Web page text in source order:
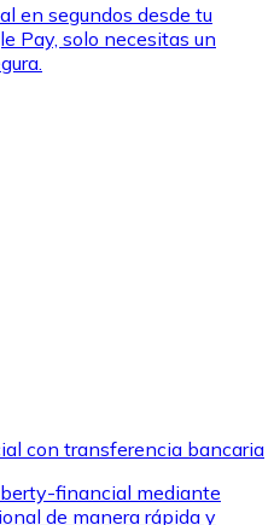
efectivo en tu tienda más
en segundos desde tu
Pay, solo necesitas un
con transferencia bancaria
financial mediante
de manera rápida y